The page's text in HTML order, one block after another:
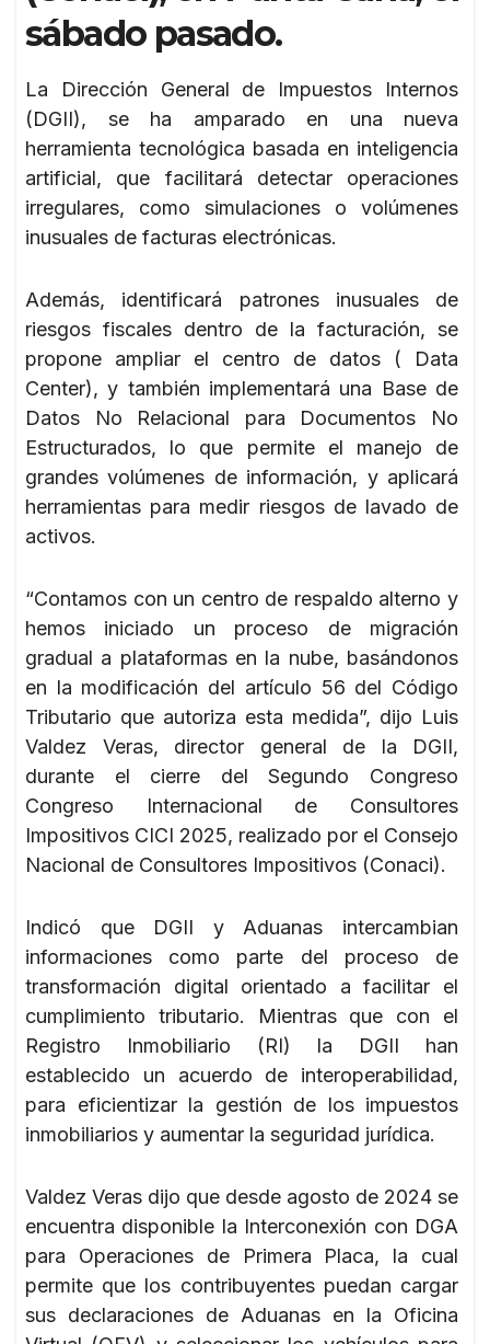
sábado pasado.
La Dirección General de Impuestos Internos
(DGII), se ha amparado en una nueva
herramienta tecnológica basada en inteligencia
artificial, que facilitará detectar operaciones
irregulares, como simulaciones o volúmenes
inusuales de facturas electrónicas.
Además, identificará patrones inusuales de
riesgos fiscales dentro de la facturación, se
propone ampliar el centro de datos ( Data
Center), y también implementará una Base de
Datos No Relacional para Documentos No
Estructurados, lo que permite el manejo de
grandes volúmenes de información, y aplicará
herramientas para medir riesgos de lavado de
activos.
“Contamos con un centro de respaldo alterno y
hemos iniciado un proceso de migración
gradual a plataformas en la nube, basándonos
en la modificación del artículo 56 del Código
Tributario que autoriza esta medida”, dijo Luis
Valdez Veras, director general de la DGII,
durante el cierre del Segundo Congreso
Congreso Internacional de Consultores
Impositivos CICI 2025, realizado por el Consejo
Nacional de Consultores Impositivos (Conaci).
Indicó que DGII y Aduanas intercambian
informaciones como parte del proceso de
transformación digital orientado a facilitar el
cumplimiento tributario. Mientras que con el
Registro Inmobiliario (RI) la DGII han
establecido un acuerdo de interoperabilidad,
para eficientizar la gestión de los impuestos
inmobiliarios y aumentar la seguridad jurídica.
Valdez Veras dijo que desde agosto de 2024 se
encuentra disponible la Interconexión con DGA
para Operaciones de Primera Placa, la cual
permite que los contribuyentes puedan cargar
sus declaraciones de Aduanas en la Oficina